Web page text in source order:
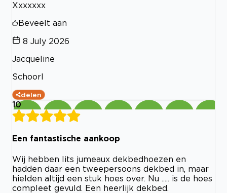
Xxxxxxx
Beveelt aan
8 July 2026
Jacqueline
Schoorl
delen
10
Een fantastische aankoop
Wij hebben lits jumeaux dekbedhoezen en
hadden daar een tweepersoons dekbed in, maar
hielden altijd een stuk hoes over. Nu ..... is de hoes
compleet gevuld. Een heerlijk dekbed.